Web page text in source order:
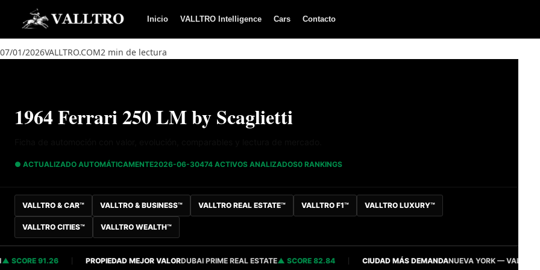
Saltar al contenido
Inicio VALLTRO Intelligence Cars Contacto
07/01/2026VALLTRO.COM2 min de lectura
1964 Ferrari 250 LM by Scaglietti
● ACTUALIZADO AUTOMÁTICAMENTE2026-06-30474 ACTIVOS ANALIZADOS0 RANKINGS
VALLTRO & CAR™ VALLTRO & BUSINESS™ VALLTRO REAL ESTATE™ VALLTRO F1™ VALLTRO LUXURY™
VALLTRO CITIES™ VALLTRO WEALTH™
91.26 PROPIEDAD MEJOR VALORDUBAI PRIME REAL ESTATE SCORE 82.84 CIUDAD MÁS DEMANDANUEVA YORK — VALLTRO